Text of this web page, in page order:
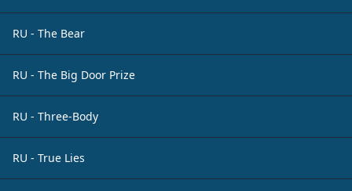
RU - The Bear
RU - The Big Door Prize
RU - Three-Body
RU - True Lies